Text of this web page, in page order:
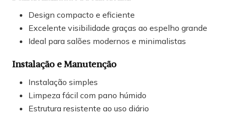
Design compacto e eficiente
Excelente visibilidade graças ao espelho grande
Ideal para salões modernos e minimalistas
Instalação e Manutenção
Instalação simples
Limpeza fácil com pano húmido
Estrutura resistente ao uso diário